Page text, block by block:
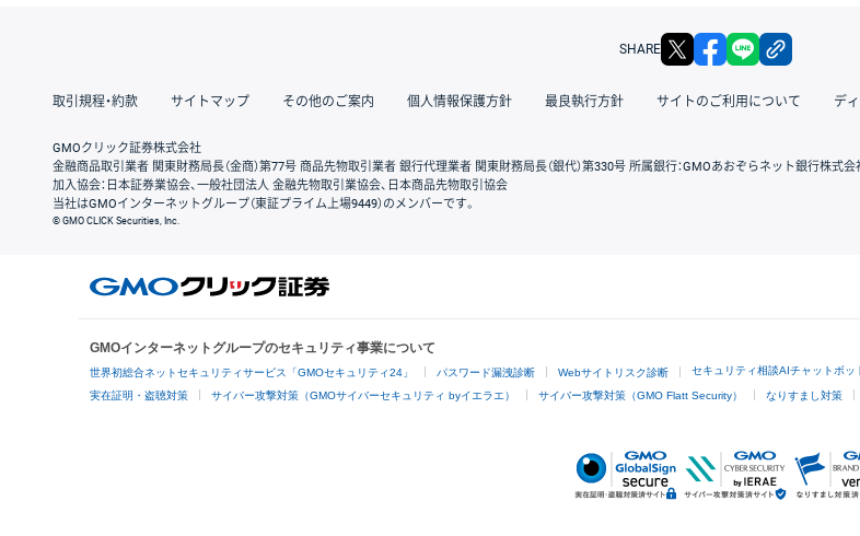
SHARE X facebook
取引規程・約款 サイトマップ その他のご案内 個人情報保護方針 最良執行方針 サイトのご利用について デ
GMOクリック証券株式会社
金融商品取引業者 関東財務局長（金商）第77号 商品先物取引業者 銀行代理業者 関東財務局長（銀代）第330号 所属銀行：GMOあおぞらネット銀行株式会
加入協会：日本証券業協会、一般社団法人 金融先物取引業協会、日本商品先物取引協会
当社はGMOインターネットグループ（東証プライム上場9449）のメンバーです。
© GMO CLICK Securities, Inc.
GMOインターネットグループのセキュリティ事業について
世界初総合ネットセキュリティサービス「GMOセキュリティ24」 パスワード漏洩診断 Webサイトリスク診断 セキュリティ相談AIチャットボッ
実在証明・盗聴対策 サイバー攻撃対策（GMOサイバーセキュリティ byイエラエ） サイバー攻撃対策（GMO Flatt Security） なりすまし対策